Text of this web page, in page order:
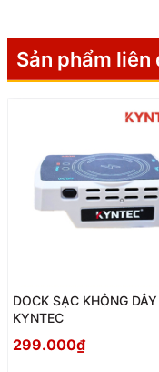
Sản phẩm liên
DOCK SẠC KHÔNG DÂY
KYNTEC
299.000₫